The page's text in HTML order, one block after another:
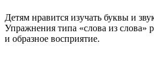
Детям нравится изучать буквы и
Упражнения типа «слова из слова»
и образное восприятие.